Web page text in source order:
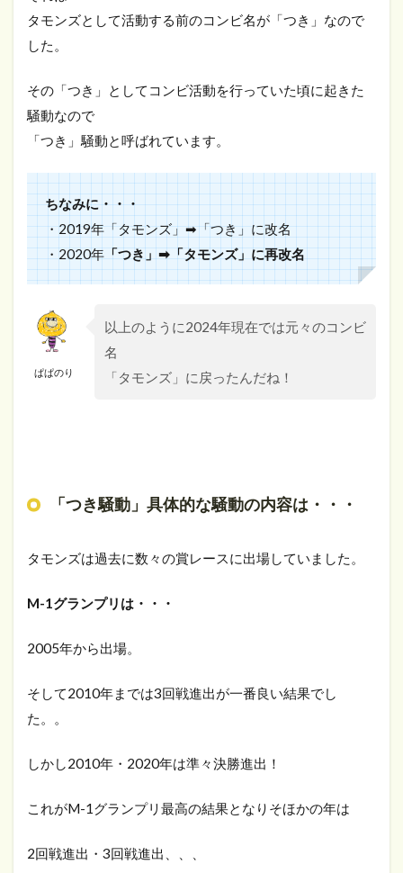
タモンズとして活動する前のコンビ名が「つき」なので
した。
その「つき」としてコンビ活動を行っていた頃に起きた
騒動なので
「つき」騒動と呼ばれています。
ちなみに・・・
・2019年「タモンズ」➡「つき」に改名
・2020年 「つき」➡「タモンズ」に再改名
ぱぱのり
以上のように2024年現在では元々のコンビ
名
「タモンズ」に戻ったんだね！
「つき騒動」具体的な騒動の内容は・・・
タモンズは過去に数々の賞レースに出場していました。
M-1グランプリは・・・
2005年から出場。
そして2010年までは3回戦進出が一番良い結果でし
た。。
しかし2010年・2020年は準々決勝進出！
これがM-1グランプリ最高の結果となりそほかの年は
2回戦進出・3回戦進出、、、